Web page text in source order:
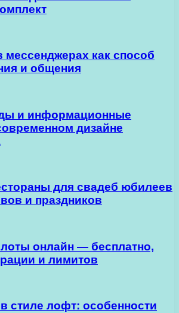
мессенджерах как способ
и общения
и информационные
дизайне
для свадеб юбилеев
и праздников
онлайн — бесплатно,
и лимитов
стиле лофт: особенности